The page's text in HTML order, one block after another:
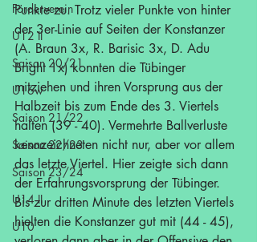
Förderverein
U12 II
Saison 20/21
U16w
Saison 21/22
Saison 22/23
Saison 23/24
U14 II
U10
Punkte zu. Trotz vieler Punkte von hinter
der 3er-Linie auf Seiten der Konstanzer
(A. Braun 3x, R. Barisic 3x, D. Adu
Bright 1x) konnten die Tübinger
mitziehen und ihren Vorsprung aus der
Halbzeit bis zum Ende des 3. Viertels
halten (39 - 40). Vermehrte Ballverluste
kennzeichneten nicht nur, aber vor allem
das letzte Viertel. Hier zeigte sich dann
der Erfahrungsvorsprung der Tübinger.
Bis zur dritten Minute des letzten Viertels
hielten die Konstanzer gut mit (44 - 45),